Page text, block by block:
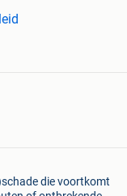
die voortkomt